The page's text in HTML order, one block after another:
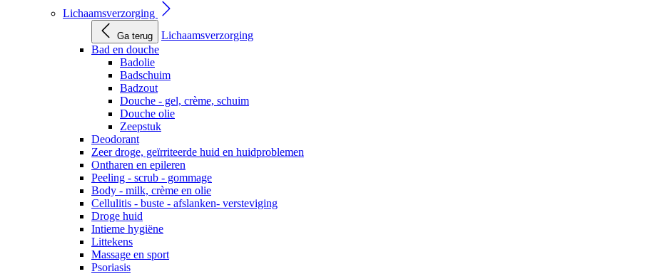
Lichaamsverzorging
Ga terug
Lichaamsverzorging
Bad en douche
Badolie
Badschuim
Badzout
Douche - gel, crème, schuim
Douche olie
Zeepstuk
Deodorant
Zeer droge, geïrriteerde huid en huidproblemen
Ontharen en epileren
Peeling - scrub - gommage
Body - milk, crème en olie
Cellulitis - buste - afslanken- versteviging
Droge huid
Intieme hygiëne
Littekens
Massage en sport
Psoriasis